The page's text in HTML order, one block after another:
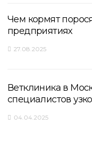
Чем кормят
предприятиях
27.08.2025
Ветклиника в
специалистов
04.04.2025